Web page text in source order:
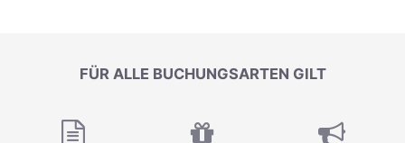
FÜR ALLE BUCHUNGSARTEN GILT